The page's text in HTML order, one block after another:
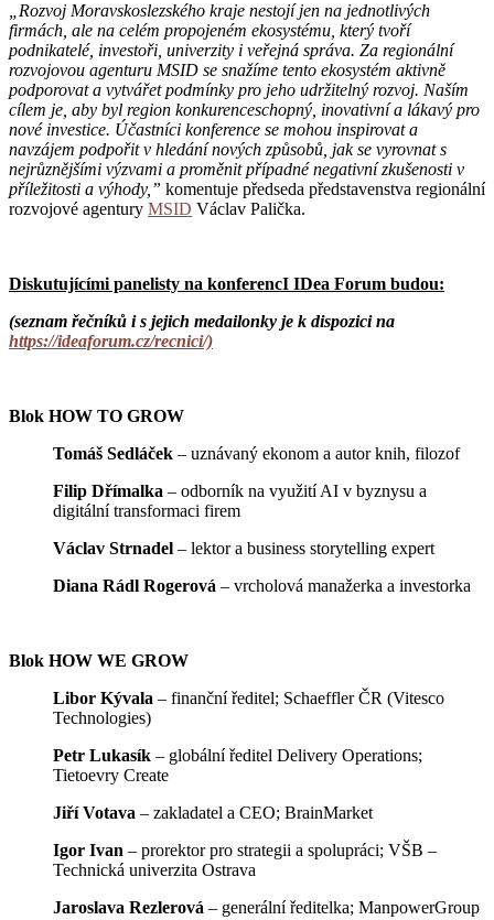
„Rozvoj Moravskoslezského kraje nestojí jen na jednotlivých
firmách, ale na celém propojeném ekosystému, který tvoří
podnikatelé, investoři, univerzity i veřejná správa. Za regionální
rozvojovou agenturu MSID se snažíme tento ekosystém aktivně
podporovat a vytvářet podmínky pro jeho udržitelný rozvoj. Naším
cílem je, aby byl region konkurenceschopný, inovativní a lákavý pro
nové investice. Účastníci konference se mohou inspirovat a
navzájem podpořit v hledání nových způsobů, jak se vyrovnat s
nejrůznějšími výzvami a proměnit případné negativní zkušenosti v
příležitosti a výhody,” komentuje předseda představenstva regionální
rozvojové agentury MSID Václav Palička.
Diskutujícími panelisty na konferencI IDea Forum budou:
(seznam řečníků i s jejich medailonky je k dispozici na
https://ideaforum.cz/recnici/)
Blok HOW TO GROW
Tomáš Sedláček – uznávaný ekonom a autor knih, filozof
Filip Dřímalka – odborník na využití AI v byznysu a
digitální transformaci firem
Václav Strnadel – lektor a business storytelling expert
Diana Rádl Rogerová – vrcholová manažerka a investorka
Blok HOW WE GROW
Libor Kývala – finanční ředitel; Schaeffler ČR (Vitesco
Technologies)
Petr Lukasík – globální ředitel Delivery Operations;
Tietoevry Create
Jiří Votava – zakladatel a CEO; BrainMarket
Igor Ivan – prorektor pro strategii a spolupráci; VŠB –
Technická univerzita Ostrava
Jaroslava Rezlerová – generální ředitelka; ManpowerGroup